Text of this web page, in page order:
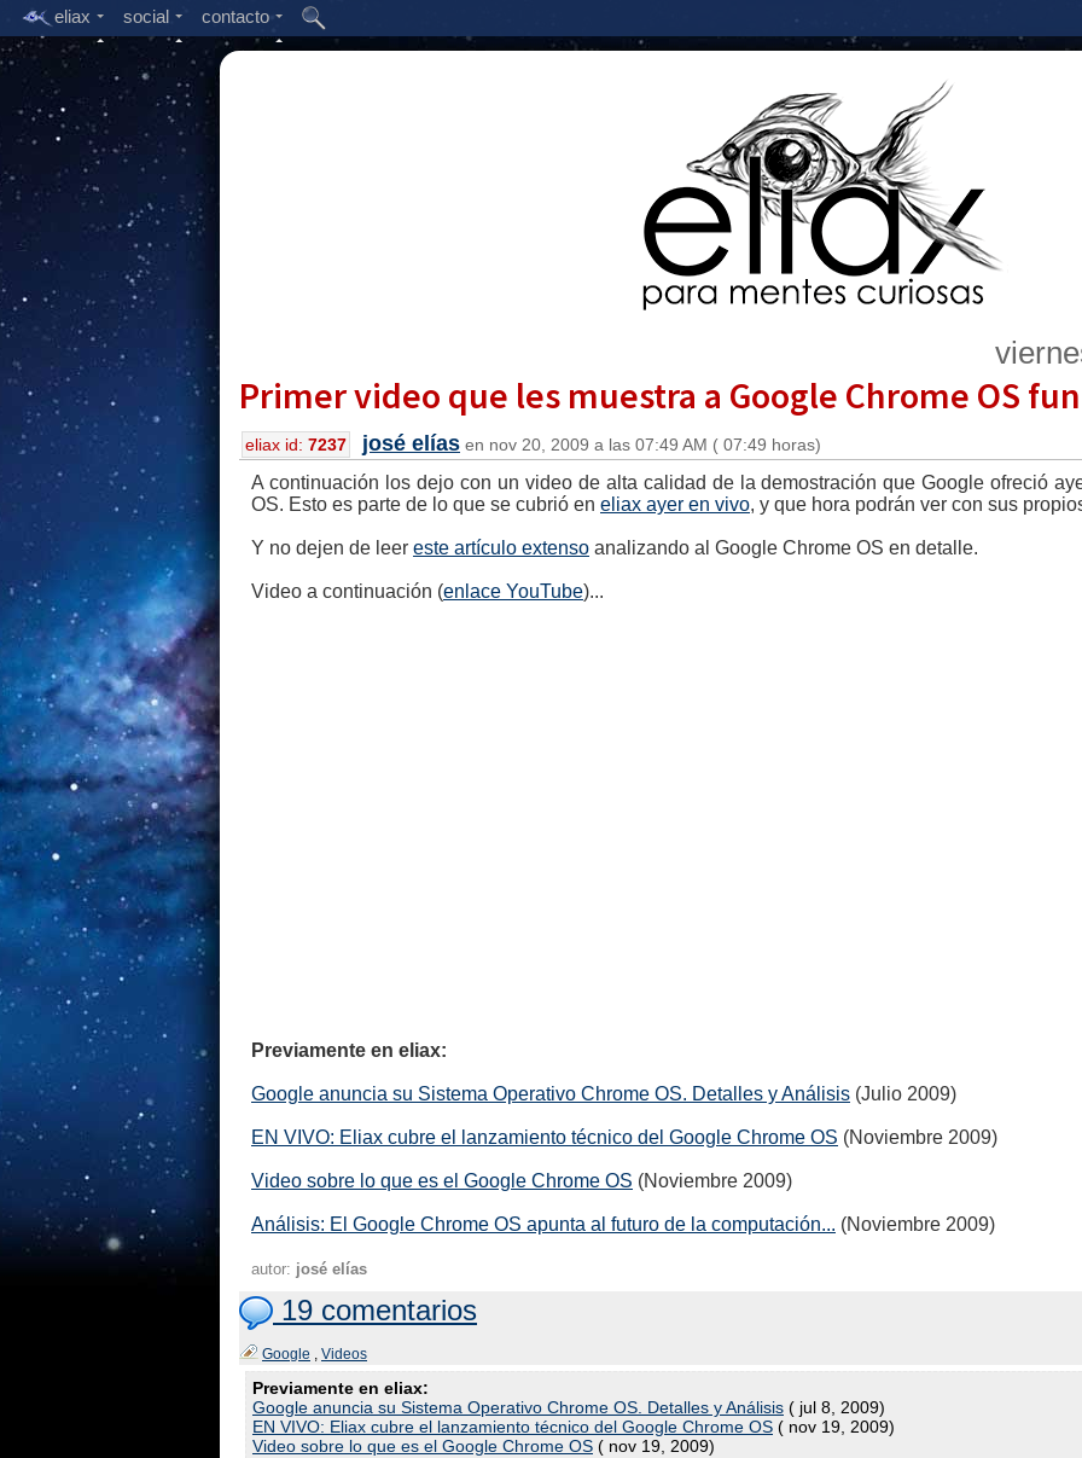
eliax social contacto
Primer video que les muestra a Google Chrome OS
eliax id: 7237 josé elías en nov 20, 2009 a las 07:49 AM ( 07:49 horas)
A continuación los dejo con un video de alta calidad de la demostración que Google ofreció
OS. Esto es parte de lo que se cubrió en eliax ayer en vivo, y que hora podrán ver con sus
Y no dejen de leer este artículo extenso analizando al Google Chrome OS en detalle.
Video a continuación (enlace YouTube)...
Previamente en eliax:
Google anuncia su Sistema Operativo Chrome OS. Detalles y Análisis (Julio 2009)
EN VIVO: Eliax cubre el lanzamiento técnico del Google Chrome OS (Noviembre 2009)
Video sobre lo que es el Google Chrome OS (Noviembre 2009)
Análisis: El Google Chrome OS apunta al futuro de la computación... (Noviembre 2009)
autor: josé elías
19 comentarios
Google , Videos
Previamente en eliax:
Google anuncia su Sistema Operativo Chrome OS. Detalles y Análisis ( jul 8, 2009)
EN VIVO: Eliax cubre el lanzamiento técnico del Google Chrome OS ( nov 19, 2009)
Video sobre lo que es el Google Chrome OS ( nov 19, 2009)